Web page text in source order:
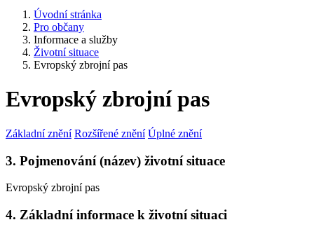
Úvodní stránka
Pro občany
Informace a služby
Životní situace
Evropský zbrojní pas
Evropský zbrojní pas
Základní znění Rozšířené znění Úplné znění
3. Pojmenování (název) životní situace
Evropský zbrojní pas
4. Základní informace k životní situaci